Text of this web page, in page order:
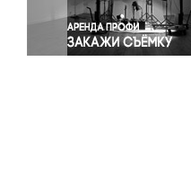
Экономика и бизнес